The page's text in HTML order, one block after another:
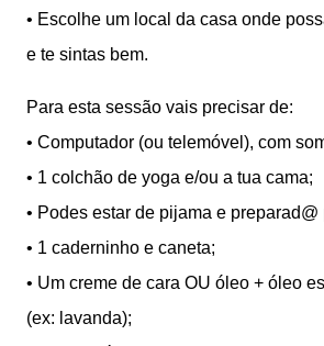
•⁠ ⁠Escolhe um local da casa onde
e te sintas bem.
Para esta sessão vais precisar de:
•⁠ ⁠Computador (ou telemóvel), com
•⁠ ⁠1 colchão de yoga e/ou a tua cama;
•⁠ ⁠Podes estar de pijama e preparad@
•⁠ ⁠1 caderninho e caneta;
•⁠ ⁠Um creme de cara OU óleo + óleo
(ex: lavanda);